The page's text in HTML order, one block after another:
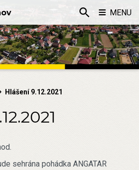
Hlášení 9.12.2021
sehrána pohádka ANGATAR
MENU